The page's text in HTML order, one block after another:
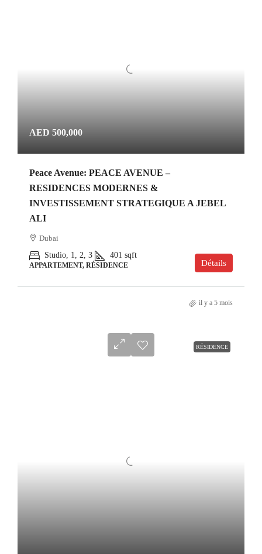
AED 500,000
Peace Avenue: PEACE AVENUE –
RESIDENCES MODERNES &
INVESTISSEMENT STRATEGIQUE A JEBEL
ALI
Dubai
Studio, 1, 2, 3
401 sqft
APPARTEMENT, RÉSIDENCE Détails
il y a 5 mois
RÉSIDENCE